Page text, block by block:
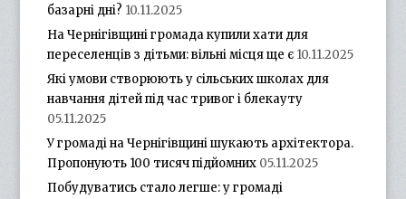
базарні дні? 10.11.2025
На Чернігівщині громада купили хати для
переселенців з дітьми: вільні місця ще є 10.11.2025
Які умови створюють у сільських школах для
навчання дітей під час тривог і блекауту
05.11.2025
У громаді на Чернігівщині шукають архітектора.
Пропонують 100 тисяч підйомних 05.11.2025
Побудуватись стало легше: у громаді